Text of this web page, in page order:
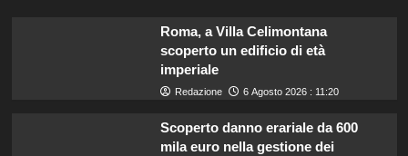
Annuncio della nascita di Eugenie:
una mancanza rivela le sue priorità
con il terzo bambino.
Roma, a Villa Celimontana
scoperto un edificio di età
imperiale
Redazione 6 Agosto 2026 : 11:20
Scoperto danno erariale da 600
mila euro nella gestione dei